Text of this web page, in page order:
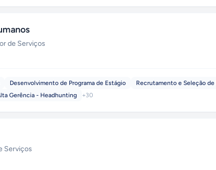
de Serviços
Desenvolvimento de Programa de Estágio
Recrutamento e Seleção
Gerência - Headhunting
+30
Serviços